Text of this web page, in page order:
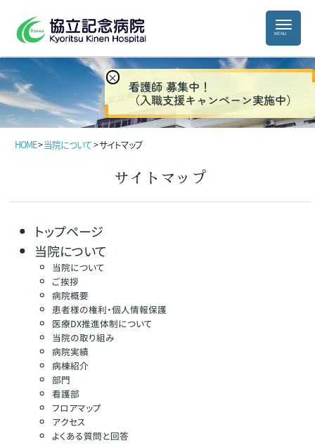
HOME>当院について>サイトマップ
サイトマップ
トップページ
当院について
当院について
ご挨拶
病院概要
患者様の権利・個人情報保護
医療DX推進体制について
当院の取り組み
病院実績
病棟紹介
部門
看護部
フロアマップ
アクセス
よくある質問と回答
×
看護師 募集中！
（入職支援キャンペーン実施中）